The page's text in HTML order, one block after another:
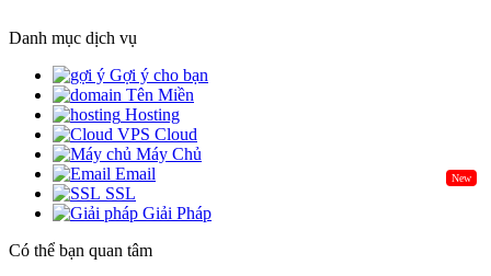
Danh mục dịch vụ
Gợi ý cho bạn
Tên Miền
Hosting
Cloud
Máy Chủ
New
Email
SSL
Giải Pháp
Có thể bạn quan tâm